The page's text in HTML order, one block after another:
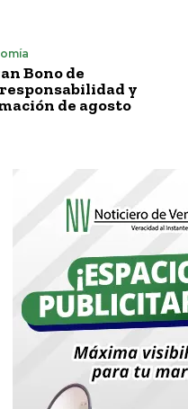
Bono de
y
de agosto